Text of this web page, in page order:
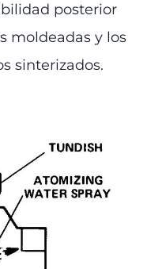
posterior
moldeadas y los
sinterizados.